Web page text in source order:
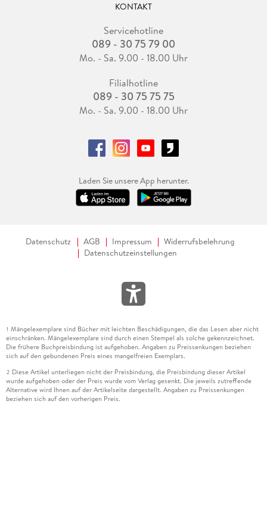
KONTAKT
Servicehotline
089 - 30 75 79 00
Mo. - Sa. 9.00 - 18.00 Uhr
Filialhotline
089 - 30 75 75 75
Mo. - Sa. 9.00 - 18.00 Uhr
Laden Sie unsere App herunter.
Datenschutz AGB Impressum
Widerrufsbelehrung
Datenschutzeinstellungen
1 Mängelexemplare sind Bücher mit leichten Beschädigungen, die das Lesen aber nicht
einschränken. Mängelexemplare sind durch einen Stempel als solche gekennzeichnet.
Die frühere Buchpreisbindung ist aufgehoben. Angaben zu Preissenkungen beziehen
sich auf den gebundenen Preis eines mangelfreien Exemplars.
2 Diese Artikel unterliegen nicht der Preisbindung, die Preisbindung dieser Artikel
wurde aufgehoben oder der Preis wurde vom Verlag gesenkt. Die jeweils zutreffende
Alternative wird Ihnen auf der Artikelseite dargestellt. Angaben zu Preissenkungen
beziehen sich auf den vorherigen Preis.